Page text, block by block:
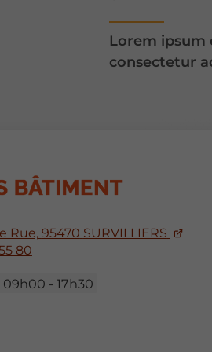
Lorem ipsum
consectetur
Rue, 95470 SURVILLIERS
80
09h00 - 17h30